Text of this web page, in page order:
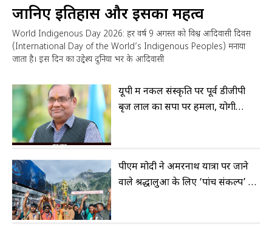
जानिए इतिहास और इसका महत्व
World Indigenous Day 2026: हर वर्ष 9 अगस्त को विश्व आदिवासी दिवस
(International Day of the World’s Indigenous Peoples) मनाया
जाता है। इस दिन का उद्देश्य दुनिया भर के आदिवासी
यूपी में नकल संस्कृति पर पूर्व डीजीपी
बृज लाल का सपा पर हमला, योगी
पीएम मोदी ने अमरनाथ यात्रा पर जाने
वाले श्रद्धालुओं के लिए ‘पांच संकल्प’ की